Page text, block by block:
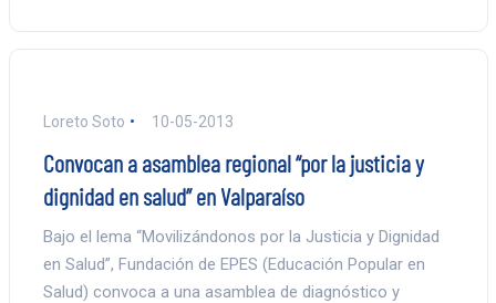
Loreto Soto 10-05-2013
Convocan a asamblea regional “por la justicia y
dignidad en salud” en Valparaíso
Bajo el lema “Movilizándonos por la Justicia y Dignidad
en Salud”, Fundación de EPES (Educación Popular en
Salud) convoca a una asamblea de diagnóstico y